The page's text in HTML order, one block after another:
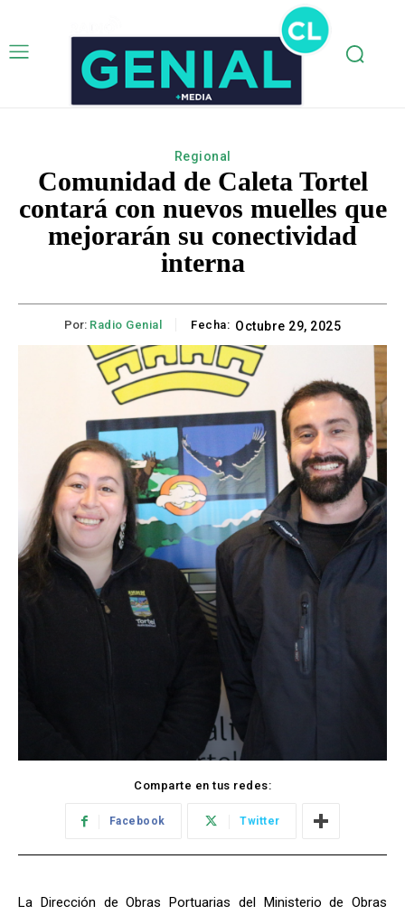
Regional
Comunidad de Caleta Tortel
contará con nuevos muelles que
mejorarán su conectividad
interna
Por: Radio Genial Fecha: Octubre 29, 2025
Comparte en tus redes:
Facebook Twitter
La Dirección de Obras Portuarias del Ministerio de Obras